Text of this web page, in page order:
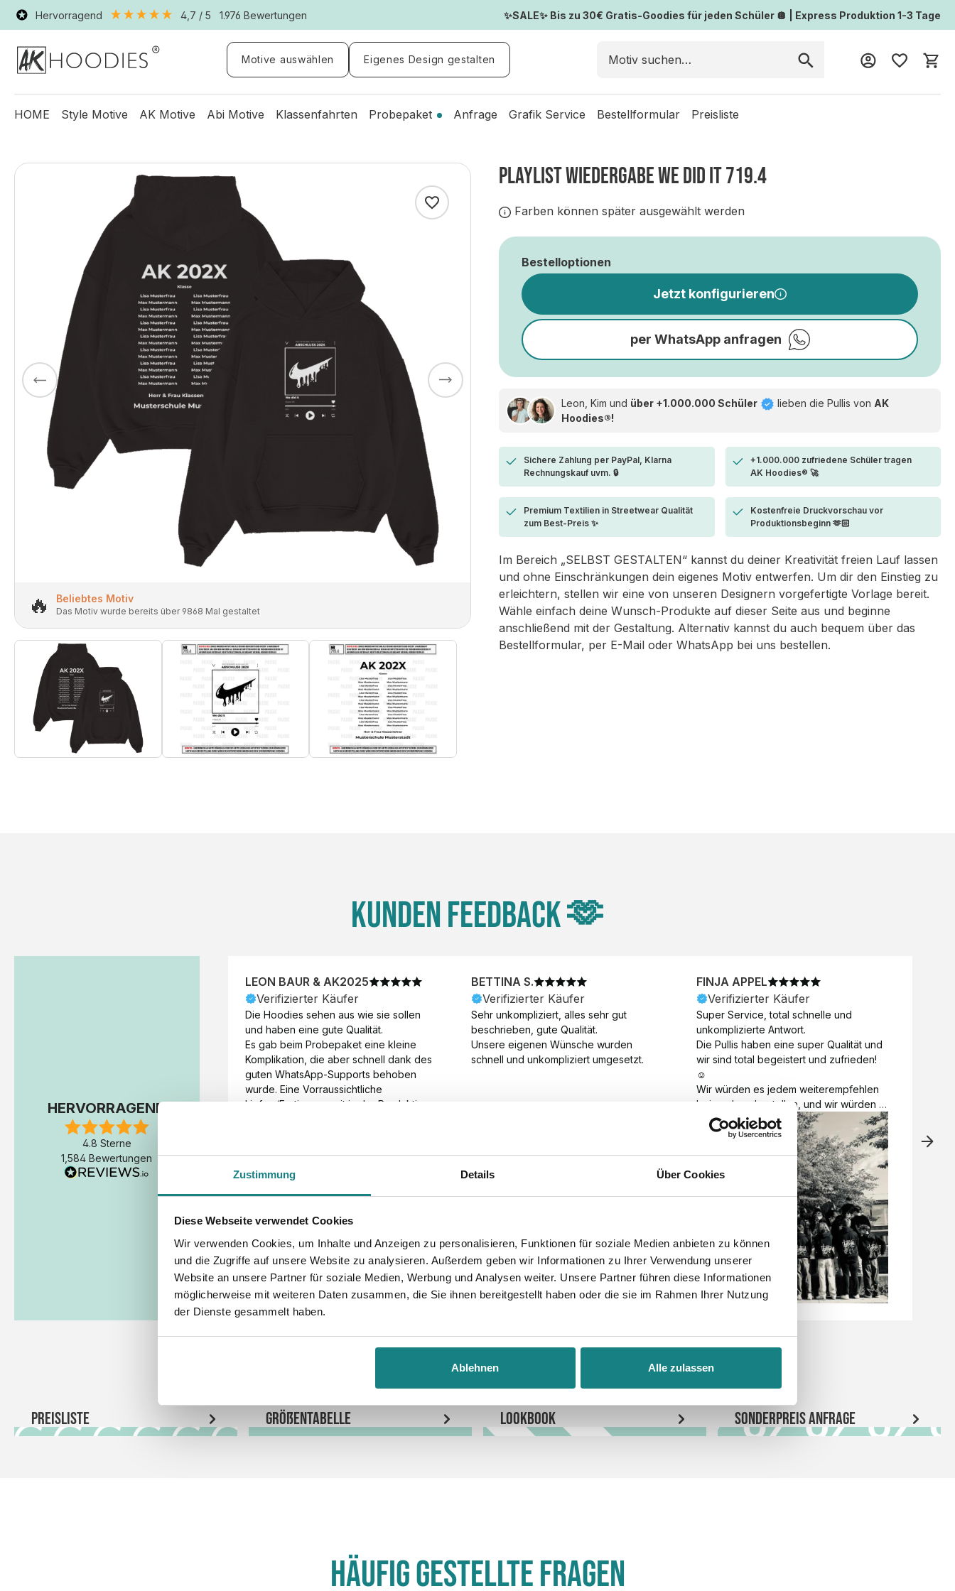
Zustimmung Details Über Cookies
Diese Webseite verwendet Cookies
Wir verwenden Cookies, um Inhalte und Anzeigen zu personalisieren, Funktionen für soziale Medien anbieten zu können
und die Zugriffe auf unsere Website zu analysieren. Außerdem geben wir Informationen zu Ihrer Verwendung unserer
Website an unsere Partner für soziale Medien, Werbung und Analysen weiter. Unsere Partner führen diese Informationen
möglicherweise mit weiteren Daten zusammen, die Sie ihnen bereitgestellt haben oder die sie im Rahmen Ihrer Nutzung
der Dienste gesammelt haben.
Ablehnen Alle zulassen
Hervorragend 4,7 / 5 1.976 Bewertungen ✨SALE✨ Bis zu 30€ Gratis-Goodies für jeden Schüler 🪩 | Express Produktion 1-3 Tage
Motive auswählen Eigenes Design gestalten
HOME Style Motive AK Motive Abi Motive Klassenfahrten Probepaket Anfrage Grafik Service Bestellformular Preisliste
🔥 Beliebtes Motiv
Das Motiv wurde bereits über 9868 Mal gestaltet
PLAYLIST WIEDERGABE WE DID IT 719.4
Farben können später ausgewählt werden
Bestelloptionen
Jetzt konfigurieren
per WhatsApp anfragen
Leon, Kim und über +1.000.000 Schüler lieben die Pullis von AK
Hoodies®!
Sichere Zahlung per PayPal, Klarna
Rechnungskauf uvm. 🔒
+1.000.000 zufriedene Schüler tragen
AK Hoodies® 🚀
Premium Textilien in Streetwear Qualität
zum Best-Preis ✨
Kostenfreie Druckvorschau vor
Produktionsbeginn 🫶🏻
Im Bereich „SELBST GESTALTEN“ kannst du deiner Kreativität freien Lauf lassen
und ohne Einschränkungen dein eigenes Motiv entwerfen. Um dir den Einstieg zu
erleichtern, stellen wir eine von unseren Designern vorgefertigte Vorlage bereit.
Wähle einfach deine Wunsch-Produkte auf dieser Seite aus und beginne
anschließend mit der Gestaltung. Alternativ kannst du auch bequem über das
Bestellformular, per E-Mail oder WhatsApp bei uns bestellen.
Kunden Feedback 🫶
HERVORRAGEND
4.8 Sterne
1,584 Bewertungen
LEON BAUR & AK2025
Verifizierter Käufer
Die Hoodies sehen aus wie sie sollen
und haben eine gute Qualität.
Es gab beim Probepaket eine kleine
Komplikation, die aber schnell dank des
guten WhatsApp-Supports behoben
wurde. Eine Vorraussichtliche
Liefer-/Fertigungszeit in der Produktion
Fertigstellung der Produktion.
BETTINA S.
Verifizierter Käufer
Sehr unkompliziert, alles sehr gut
beschrieben, gute Qualität.
Unsere eigenen Wünsche wurden
schnell und unkompliziert umgesetzt.
FINJA APPEL
Verifizierter Käufer
Super Service, total schnelle und
unkomplizierte Antwort.
Die Pullis haben eine super Qualität und
wir sind total begeistert und zufrieden!
☺️
Wir würden es jedem weiterempfehlen
bei euch zu bestellen, und wir würden
es auch sofort nochmal tun!
Vielen Dank für alles 😊
Preisliste Größentabelle LookBook Sonderpreis Anfrage
Häufig gestellte Fragen